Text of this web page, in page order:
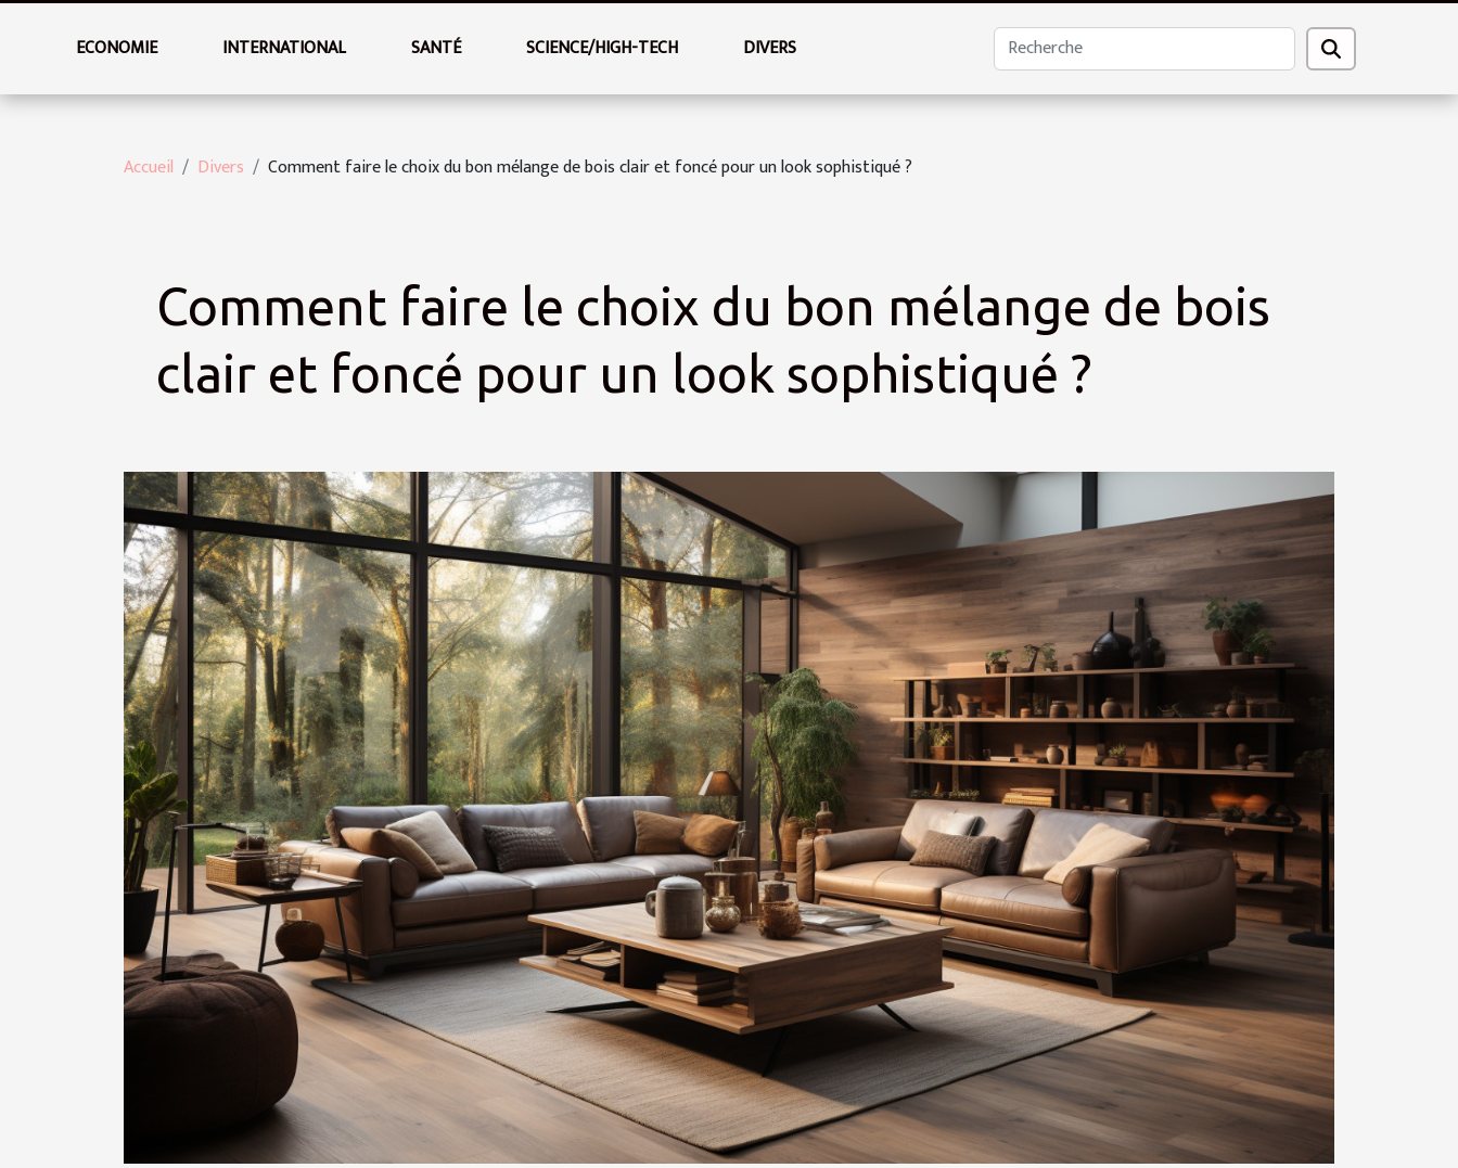
ECONOMIE INTERNATIONAL SANTÉ SCIENCE/HIGH-TECH DIVERS
Accueil Divers Comment faire le choix du bon mélange de bois clair et foncé pour un look sophistiqué ?
Comment faire le choix du bon mélange de bois
clair et foncé pour un look sophistiqué ?